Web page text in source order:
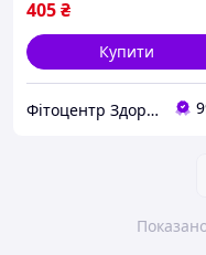
405₴
Купити
Фітоцентр Здоров'я & Краса